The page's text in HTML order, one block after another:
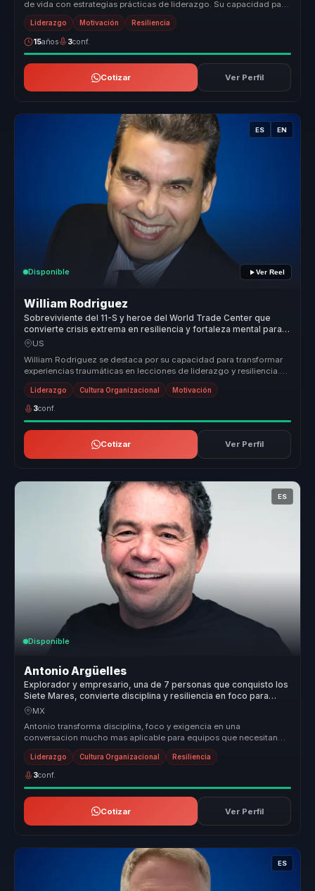
de vida con estrategias prácticas de liderazgo. Su capacidad para
transf...
Liderazgo Motivación Resiliencia
15años 3conf.
Cotizar Ver Perfil
ES EN
Disponible Ver Reel
William Rodriguez
Sobreviviente del 11-S y heroe del World Trade Center que
convierte crisis extrema en resiliencia y fortaleza mental para
equipos.
US
William Rodriguez se destaca por su capacidad para transformar
experiencias traumáticas en lecciones de liderazgo y resiliencia.
Su enfoq...
Liderazgo Cultura Organizacional Motivación
3conf.
Cotizar Ver Perfil
ES
Disponible
Antonio Argüelles
Explorador y empresario, una de 7 personas que conquisto los
Siete Mares, convierte disciplina y resiliencia en foco para
lideres.
MX
Antonio transforma disciplina, foco y exigencia en una
conversacion mucho mas aplicable para equipos que necesitan
sostener desempeno en ...
Liderazgo Cultura Organizacional Resiliencia
3conf.
Cotizar Ver Perfil
ES